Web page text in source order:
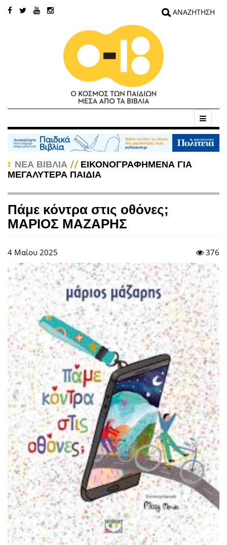
ΝΕΑ ΒΙΒΛΙΑ // ΕΙΚΟΝΟΓΡΑΦΗΜΕΝΑ ΓΙΑ
ΜΕΓΑΛΥΤΕΡΑ ΠΑΙΔΙΑ
Πάμε κόντρα στις οθόνες;
ΜΑΡΙΟΣ ΜΑΖΑΡΗΣ
4 Μαΐου 2025 376